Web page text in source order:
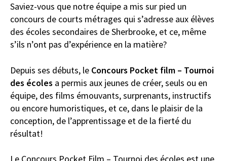
Saviez-vous que notre équipe a mis sur pied un
concours de courts métrages qui s’adresse aux élèves
des écoles secondaires de Sherbrooke, et ce, même
s’ils n’ont pas d’expérience en la matière?
Depuis ses débuts, le Concours Pocket film – Tournoi
des écoles a permis aux jeunes de créer, seuls ou en
équipe, des films émouvants, surprenants, instructifs
ou encore humoristiques, et ce, dans le plaisir de la
conception, de l’apprentissage et de la fierté du
résultat!
Le Concours Pocket Film – Tournoi des écoles est une